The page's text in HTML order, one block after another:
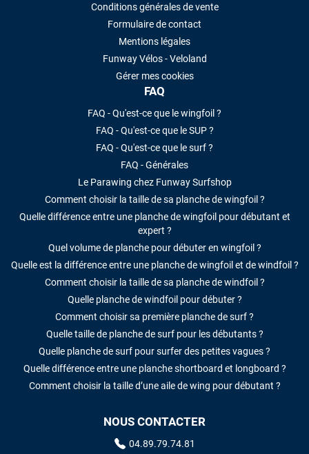
Conditions générales de vente
Formulaire de contact
Mentions légales
Funway Vélos - Veloland
Gérer mes cookies
FAQ
FAQ - Qu'est-ce que le wingfoil ?
FAQ - Qu'est-ce que le SUP ?
FAQ - Qu'est-ce que le surf ?
FAQ - Générales
Le Parawing chez Funway Surfshop
Comment choisir la taille de sa planche de wingfoil ?
Quelle différence entre une planche de wingfoil pour débutant et
expert ?
Quel volume de planche pour débuter en wingfoil ?
Quelle est la différence entre une planche de wingfoil et de windfoil ?
Comment choisir la taille de sa planche de windfoil ?
Quelle planche de windfoil pour débuter ?
Comment choisir sa première planche de surf ?
Quelle taille de planche de surf pour les débutants ?
Quelle planche de surf pour surfer des petites vagues ?
Quelle différence entre une planche shortboard et longboard ?
Comment choisir la taille d’une aile de wing pour débutant ?
NOUS CONTACTER
04.89.79.74.81